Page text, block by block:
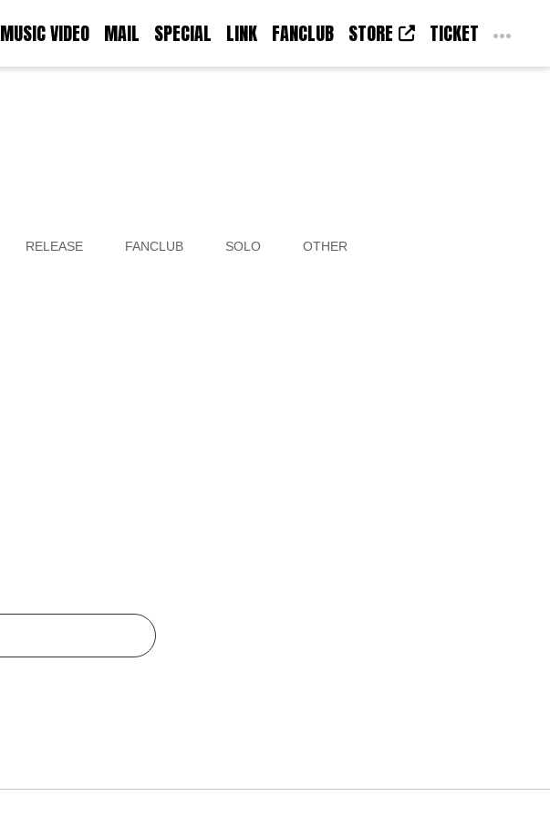
MUSIC VIDEO MAIL SPECIAL LINK FANCLUB STORE TICKET
RELEASE FANCLUB SOLO OTHER